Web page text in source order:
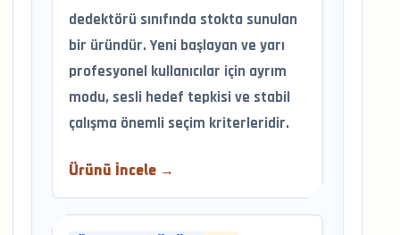
dedektörü sınıfında stokta sunulan
bir üründür. Yeni başlayan ve yarı
profesyonel kullanıcılar için ayrım
modu, sesli hedef tepkisi ve stabil
çalışma önemli seçim kriterleridir.
Ürünü İncele →